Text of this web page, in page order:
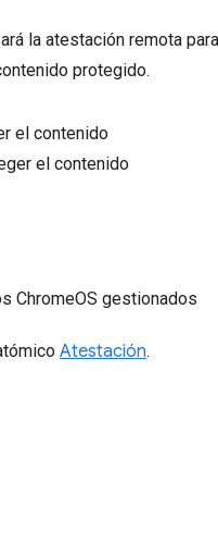
la atestación remota
protegido.
el contenido
el contenido
ChromeOS gestionados
Atestación.